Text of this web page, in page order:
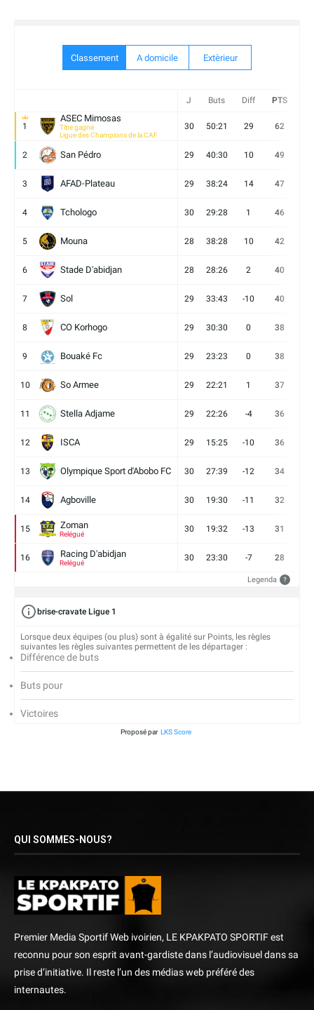
Classement A domicile Extèrieur
J Buts Diff PTS
1
ASEC Mimosas
Titre gagné
Ligue des Champions de la CAF
30 50:21 29 62
2 San Pédro 29 40:30 10 49
3 AFAD-Plateau 29 38:24 14 47
4 Tchologo 30 29:28 1 46
5 Mouna 28 38:28 10 42
6 Stade D'abidjan 28 28:26 2 40
7 Sol 29 33:43 -10 40
8 CO Korhogo 29 30:30 0 38
9 Bouaké Fc 29 23:23 0 38
10 So Armee 29 22:21 1 37
11 Stella Adjame 29 22:26 -4 36
12 ISCA 29 15:25 -10 36
13 Olympique Sport d'Abobo FC 30 27:39 -12 34
14 Agboville 30 19:30 -11 32
15 Zoman
Relégué
30 19:32 -13 31
16 Racing D'abidjan
Relégué
30 23:30 -7 28
Legenda ?
brise-cravate Ligue 1
Lorsque deux équipes (ou plus) sont à égalité sur Points, les règles
suivantes les règles suivantes permettent de les départager :
Différence de buts
Buts pour
Victoires
Proposé par LKS Score
QUI SOMMES-NOUS?
Premier Media Sportif Web ivoirien, LE KPAKPATO SPORTIF est
reconnu pour son esprit avant-gardiste dans l’audiovisuel dans sa
prise d’initiative. Il reste l’un des médias web préféré des
internautes.